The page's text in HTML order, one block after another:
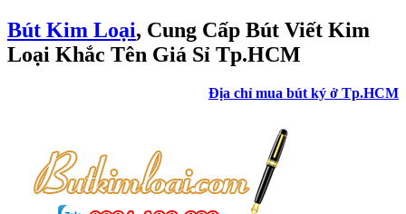
Bút Kim Loại, Cung Cấp Bút Viết Kim
Loại Khắc Tên Giá Sỉ Tp.HCM
Địa chỉ mua bút ký ở Tp.HCM